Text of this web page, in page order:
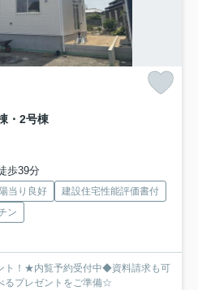
・2号棟
歩39分
陽当り良好
建設住宅性能評価書付
ン
ト！★内覧予約受付中◆資料請求も可
るプレゼントをご準備☆